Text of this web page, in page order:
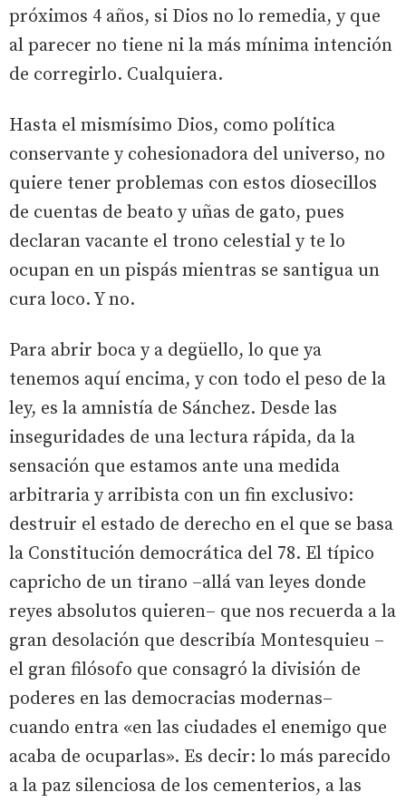
próximos 4 años, si Dios no lo remedia, y que
al parecer no tiene ni la más mínima intención
de corregirlo. Cualquiera.
Hasta el mismísimo Dios, como política
conservante y cohesionadora del universo, no
quiere tener problemas con estos diosecillos
de cuentas de beato y uñas de gato, pues
declaran vacante el trono celestial y te lo
ocupan en un pispás mientras se santigua un
cura loco. Y no.
Para abrir boca y a degüello, lo que ya
tenemos aquí encima, y con todo el peso de la
ley, es la amnistía de Sánchez. Desde las
inseguridades de una lectura rápida, da la
sensación que estamos ante una medida
arbitraria y arribista con un fin exclusivo:
destruir el estado de derecho en el que se basa
la Constitución democrática del 78. El típico
capricho de un tirano –allá van leyes donde
reyes absolutos quieren– que nos recuerda a la
gran desolación que describía Montesquieu –
el gran filósofo que consagró la división de
poderes en las democracias modernas–
cuando entra «en las ciudades el enemigo que
acaba de ocuparlas». Es decir: lo más parecido
a la paz silenciosa de los cementerios, a las